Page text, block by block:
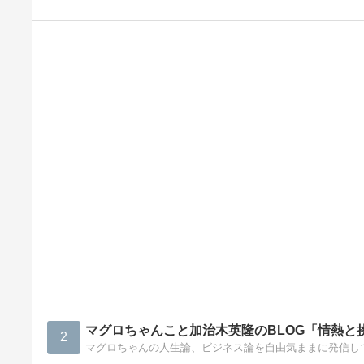
2 マグロちゃんこと加治木英隆のBLOG「情熱と